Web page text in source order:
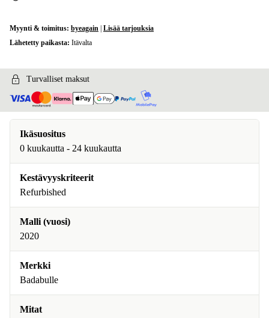
Myynti & toimitus: byeagain Lisää tarjouksia
Lähetetty paikasta: Itävalta
Turvalliset maksut
Ikäsuositus
0 kuukautta - 24 kuukautta
Kestävyyskriteerit
Refurbished
Malli (vuosi)
2020
Merkki
Badabulle
Mitat